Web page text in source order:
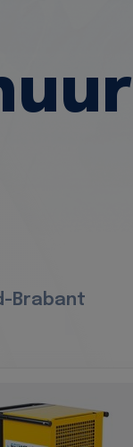
Brabant